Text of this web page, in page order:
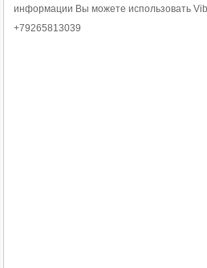
информации Вы можете использовать
+79265813039